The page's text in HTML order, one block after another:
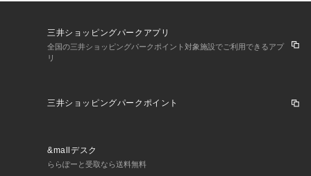
三井ショッピングパークアプリ
全国の三井ショッピングパークポイント対象施設でご利用できるアプ
リ
三井ショッピングパークポイント
&mallデスク
ららぽーと受取なら送料無料